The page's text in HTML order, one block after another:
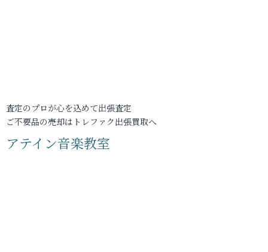
査定のプロが心を込めて出張査定
ご不要品の売却はトレファク出張買取へ
アテイン音楽教室